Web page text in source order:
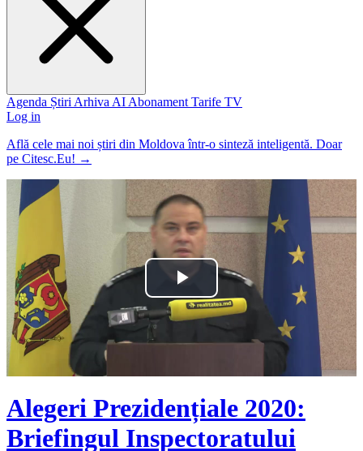
Agenda Știri Arhiva AI Abonament Tarife TV
Log in
Află cele mai noi știri din Moldova într-o sinteză inteligentă. Doar
pe Citesc.Eu! →
Play
Video
Alegeri Prezidențiale 2020:
Briefingul Inspectoratului